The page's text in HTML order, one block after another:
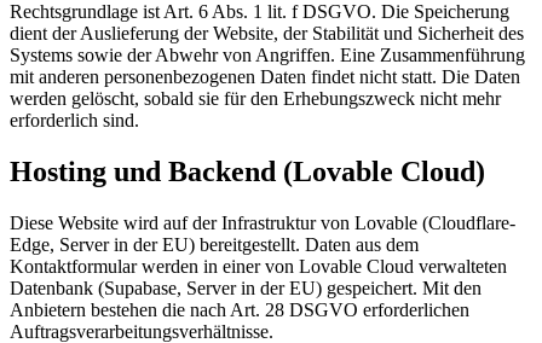
Rechtsgrundlage ist Art. 6 Abs. 1 lit. f DSGVO. Die Speicherung
dient der Auslieferung der Website, der Stabilität und Sicherheit des
Systems sowie der Abwehr von Angriffen. Eine Zusammenführung
mit anderen personenbezogenen Daten findet nicht statt. Die Daten
werden gelöscht, sobald sie für den Erhebungszweck nicht mehr
erforderlich sind.
Hosting und Backend (Lovable Cloud)
Diese Website wird auf der Infrastruktur von Lovable (Cloudflare-
Edge, Server in der EU) bereitgestellt. Daten aus dem
Kontaktformular werden in einer von Lovable Cloud verwalteten
Datenbank (Supabase, Server in der EU) gespeichert. Mit den
Anbietern bestehen die nach Art. 28 DSGVO erforderlichen
Auftragsverarbeitungsverhältnisse.